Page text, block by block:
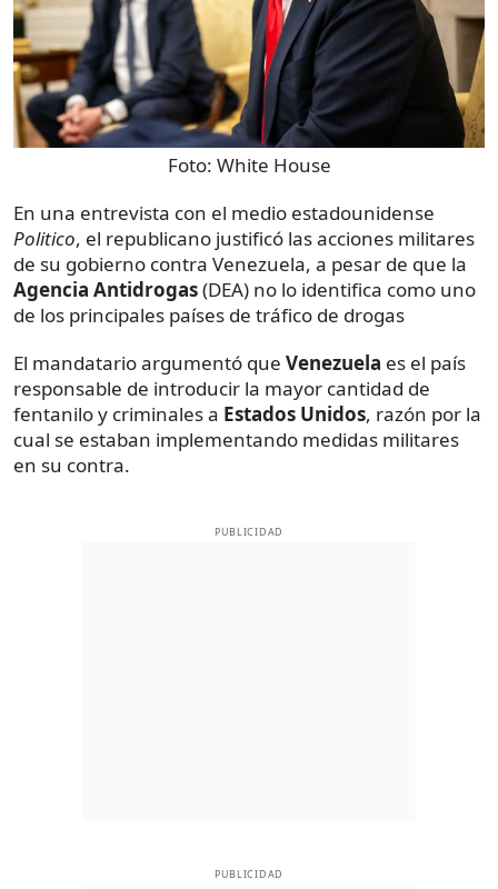
Foto: White House
En una entrevista con el medio estadounidense
Politico, el republicano justificó las acciones militares
de su gobierno contra Venezuela, a pesar de que la
Agencia Antidrogas(DEA) no lo identifica como uno
de los principales países de tráfico de drogas
El mandatario argumentó que Venezuela es el país
responsable de introducir la mayor cantidad de
fentanilo y criminales a Estados Unidos, razón por la
cual se estaban implementando medidas militares
en su contra.
PUBLICIDAD
PUBLICIDAD